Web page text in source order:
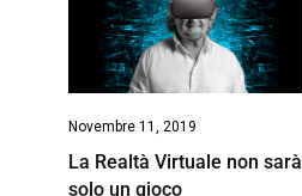
Novembre 11, 2019
La Realtà Virtuale non sarà
solo un gioco